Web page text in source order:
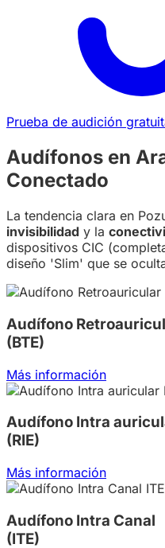
Prueba de audición
Audífonos en
Conectado
La tendencia clara en
invisibilidad y la
dispositivos CIC
diseño 'Slim' que se
Audífono
(BTE)
Más información
Audífono Intra
(RIE)
Más información
Audífono Intra Canal
(ITE)